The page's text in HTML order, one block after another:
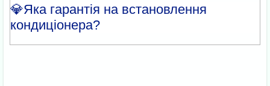
💎Яка гарантія на встановлення
кондиціонера?